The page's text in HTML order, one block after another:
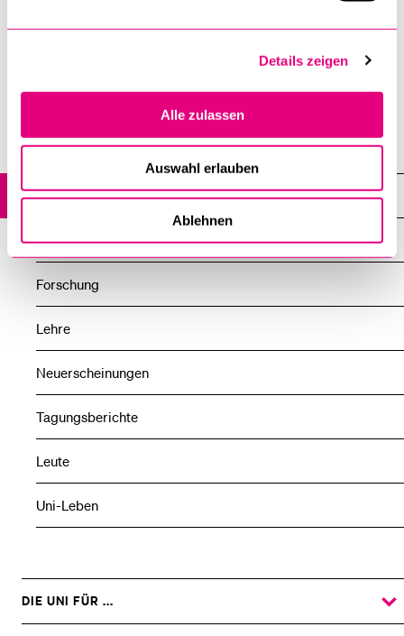
Details zeigen
Alle zulassen
Auswahl erlauben
Ablehnen
News
Alle News
Forschung
Lehre
Neuerscheinungen
Tagungsberichte
Leute
Uni-Leben
Fakultät für Gesundheits­­wissenschaften und
DIE UNI FÜR ...
ZEIGE
DAS